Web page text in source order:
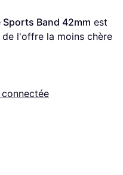
Sports Band 42mm
l'offre la moins chère